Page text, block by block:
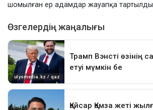
шомылған ер адамдар жауапқа тартылды